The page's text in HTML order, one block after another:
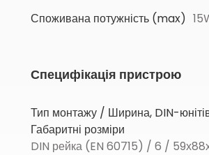
Споживана потужність (max)
Специфікація пристрою
Тип монтажу / Ширина, DIN-
Габаритні розміри
DIN рейка (EN 60715) / 6 /